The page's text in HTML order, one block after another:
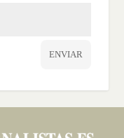
ENVIAR